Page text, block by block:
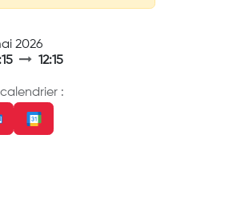
2026
12:15
: